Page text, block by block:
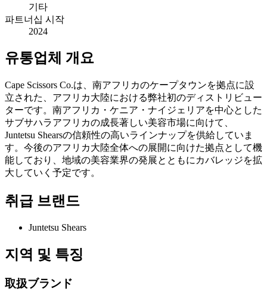
기타
파트너십 시작
2024
유통업체 개요
Cape Scissors Co.は、南アフリカのケープタウンを拠点に設
立された、アフリカ大陸における弊社初のディストリビュー
ターです。南アフリカ・ケニア・ナイジェリアを中心とした
サブサハラアフリカの成長著しい美容市場に向けて、
Juntetsu Shearsの信頼性の高いラインナップを供給していま
す。今後のアフリカ大陸全体への展開に向けた拠点として機
能しており、地域の美容業界の発展とともにカバレッジを拡
大していく予定です。
취급 브랜드
Juntetsu Shears
지역 및 특징
取扱ブランド